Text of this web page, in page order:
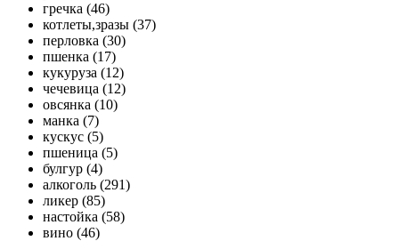
гречка (46)
котлеты,зразы (37)
перловка (30)
пшенка (17)
кукуруза (12)
чечевица (12)
овсянка (10)
манка (7)
кускус (5)
пшеница (5)
булгур (4)
алкоголь (291)
ликер (85)
настойка (58)
вино (46)